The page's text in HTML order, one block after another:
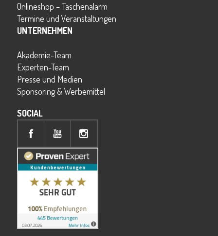
Onlineshop – Taschenalarm
Termine und Veranstaltungen
UNTERNEHMEN
Akademie-Team
Experten-Team
Presse und Medien
Sponsoring & Werbemittel
SOCIAL